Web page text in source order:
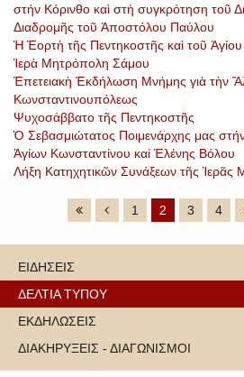
στήν Κόρινθο καὶ στὴ συγκρότηση τοῦ
Διαδρομῆς τοῦ Ἀποστόλου Παύλου
Ἡ Ἑορτὴ τῆς Πεντηκοστῆς καὶ τοῦ
Ἱερὰ Μητρόπολη Σάμου
Ἐπετειακὴ Ἐκδήλωση Μνήμης γιὰ τὴν
Κωνσταντινουπόλεως
Ψυχοσάββατο τῆς Πεντηκοστῆς
Ὁ Σεβασμιώτατος Ποιμενάρχης μας
Ἁγίων Κωνσταντίνου καί Ἑλένης Βόλου
Λήξη Κατηχητικῶν Συνάξεων τῆς Ἱερᾶς
1 2 3 4
ΕΙΔΗΣΕΙΣ
ΔΕΛΤΙΑ ΤΥΠΟΥ
ΕΚΔΗΛΩΣΕΙΣ
ΔΙΑΚΗΡΥΞΕΙΣ - ΔΙΑΓΩΝΙΣΜΟΙ